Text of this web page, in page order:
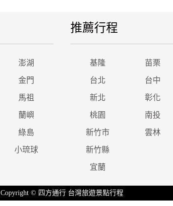
澎湖
金門
馬祖
蘭嶼
綠島
小琉球
推薦行程
基隆 苗栗
台北 台中
新北 彰化
桃園 南投
新竹市 雲林
新竹縣
宜蘭
Copyright © 四方通行 台灣旅遊景點行程